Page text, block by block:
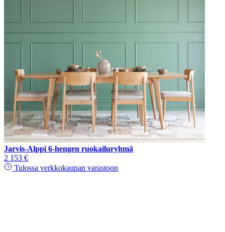
Jarvis-Alppi 6-hengen ruokailuryhmä
2 153 €
Tulossa verkkokaupan varastoon